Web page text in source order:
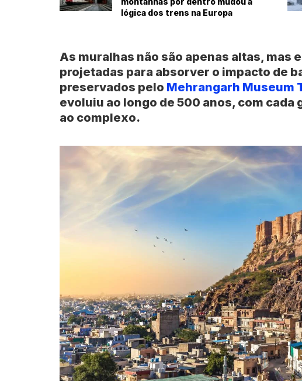
lógica dos trens na Europa
As muralhas não são apenas altas, mas
projetadas para absorver o impacto de
preservados pelo Mehrangarh Museum
evoluiu ao longo de 500 anos, com
ao complexo.